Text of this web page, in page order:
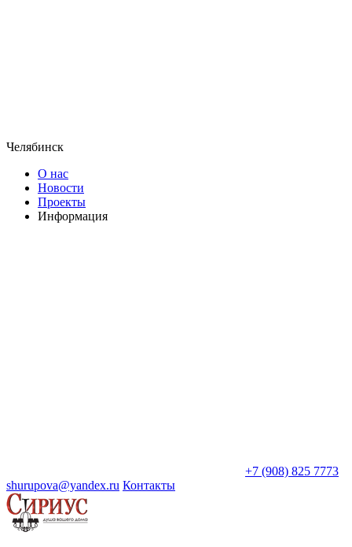
Челябинск
О нас
Новости
Проекты
Информация
+7 (908) 825 7773
shurupova@yandex.ru Контакты